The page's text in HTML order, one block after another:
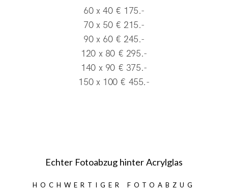
60 x 40 € 175.-
70 x 50 € 215.-
90 x 60 € 245.-
120 x 80 € 295.-
140 x 90 € 375.-
150 x 100 € 455.-
Echter Fotoabzug hinter Acrylglas
HOCHWERTIGER FOTOABZUG